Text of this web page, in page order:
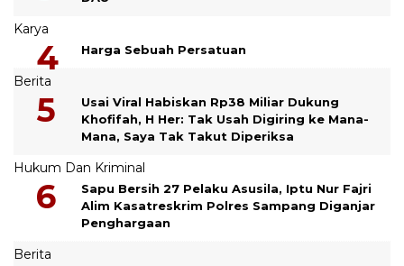
Karya
Harga Sebuah Persatuan
Berita
Usai Viral Habiskan Rp38 Miliar Dukung
Khofifah, H Her: Tak Usah Digiring ke Mana-
Mana, Saya Tak Takut Diperiksa
Hukum Dan Kriminal
Sapu Bersih 27 Pelaku Asusila, Iptu Nur Fajri
Alim Kasatreskrim Polres Sampang Diganjar
Penghargaan
Berita